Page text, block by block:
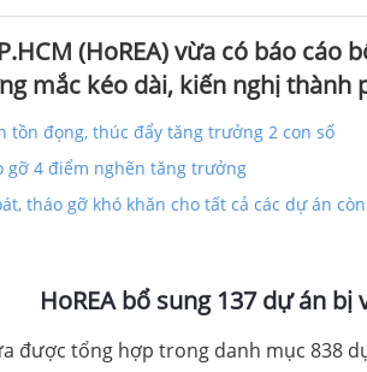
(HoREA) vừa có báo cáo
mắc kéo dài, kiến nghị thành
tồn đọng, thúc đẩy tăng trưởng 2 con số
gỡ 4 điểm nghẽn tăng trưởng
tháo gỡ khó khăn cho tất cả các dự án
HoREA bổ sung 137 dự án bị
được tổng hợp trong danh mục 838